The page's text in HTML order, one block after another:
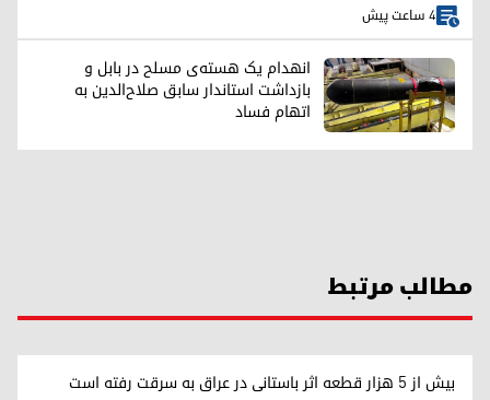
4 ساعت پیش
انهدام یک هسته‌ی مسلح در بابل و
بازداشت استاندار سابق صلاح‌الدین به
اتهام فساد
مطالب مرتبط
بیش از ۵ هزار قطعه اثر باستانی در عراق به سرقت رفته است